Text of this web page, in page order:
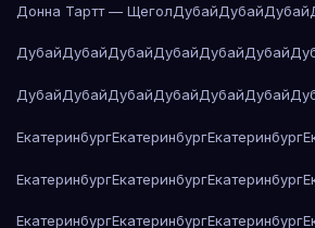
Донна Тартт — ЩеголДубайДубайДубай
ДубайДубайДубайДубайДубайДубай
ДубайДубайДубайДубайДубайДубай
ЕкатеринбургЕкатеринбургЕкатеринбург
ЕкатеринбургЕкатеринбургЕкатеринбург
ЕкатеринбургЕкатеринбургЕкатеринбург